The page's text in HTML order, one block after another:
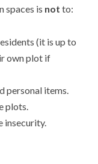
spaces is not to:
(it is up to
own plot if
personal items.
plots.
insecurity.